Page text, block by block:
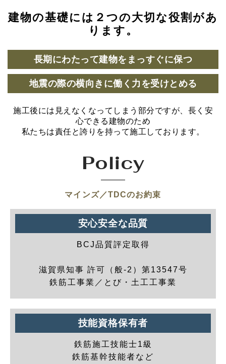
建物の基礎には２つの大切な役割があ
ります。
長期にわたって建物をまっすぐに保つ
地震の際の横向きに働く力を受けとめる
施工後には見えなくなってしまう部分ですが、長く安
心できる建物のため
私たちは責任と誇りを持って施工しております。
Policy
マインズ／TDCのお約束
安心安全な品質
BCJ品質評定取得
滋賀県知事 許可（般-2）第13547号
鉄筋工事業／とび・土工工事業
技能資格保有者
鉄筋施工技能士1級
鉄筋基幹技能者など